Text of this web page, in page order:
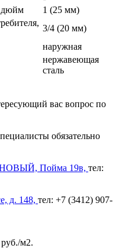
дюйм
1 (25 мм)
3/4 (20 мм)
наружная
нержавеющая
сталь
вас вопрос по
обязательно
НОВЫЙ, Пойма 19в, тел:
д. 148, тел: +7 (3412) 907-
м2.